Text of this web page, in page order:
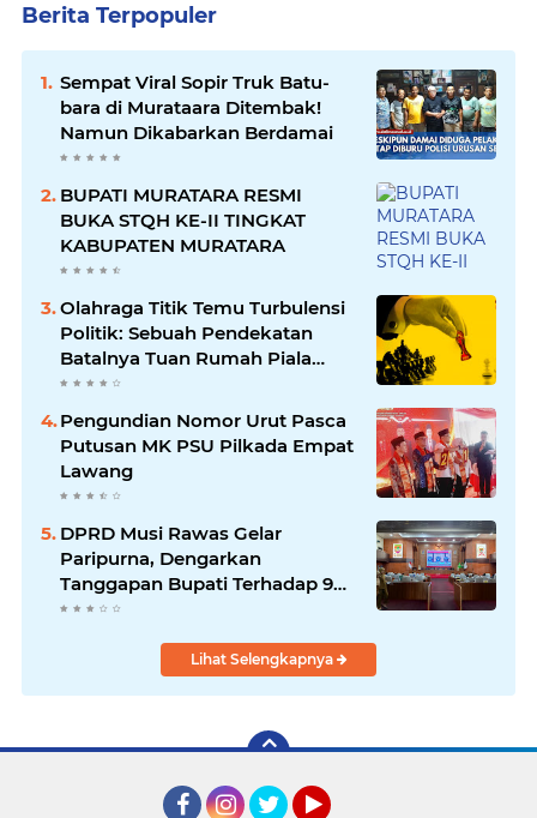
Berita Terpopuler
Sempat Viral Sopir Truk Batu-
bara di Murataara Ditembak!
Namun Dikabarkan Berdamai
BUPATI MURATARA RESMI
BUKA STQH KE-II TINGKAT
KABUPATEN MURATARA
Olahraga Titik Temu Turbulensi
Politik: Sebuah Pendekatan
Batalnya Tuan Rumah Piala
Dunia U-20
Pengundian Nomor Urut Pasca
Putusan MK PSU Pilkada Empat
Lawang
DPRD Musi Rawas Gelar
Paripurna, Dengarkan
Tanggapan Bupati Terhadap 9
Raperda Inisiatif
Lihat Selengkapnya